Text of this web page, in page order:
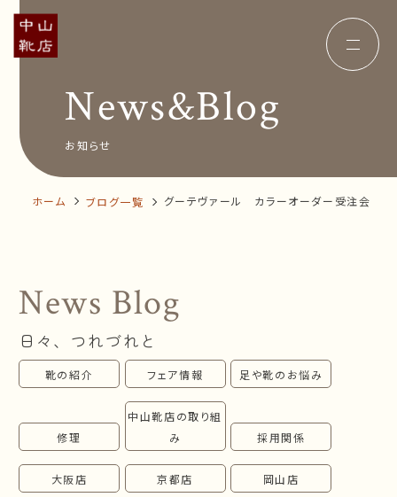
Concept コンセプト
Insole オーダー中敷き
News&Blog
Company 会社概要
オンラインショップ
お問い合わせ
News&Blog
お知らせ
ホーム ブログ一覧 グーテヴァール カラーオーダー受注会
News Blog
日々、つれづれと
靴の紹介 フェア情報 足や靴のお悩み
修理
中山靴店の取り組
み
採用関係
大阪店 京都店 岡山店